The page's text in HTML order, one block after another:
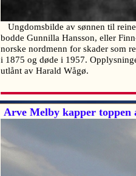
Ungdomsbilde av sønnen til
bodde Gunnilla Hansson, eller
norske nordmenn for skader som
i 1875 og døde i 1957.
utlånt av Harald Wågø.
Arve Melby kapper toppen